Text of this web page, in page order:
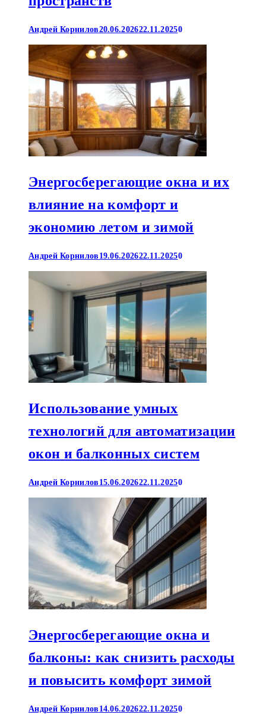
Андрей Корнилов20.06.202622.11.20250
Энергосберегающие окна и их
влияние на комфорт и
экономию летом и зимой
Андрей Корнилов 19.06.202622.11.20250
Использование умных
технологий для автоматизации
окон и балконных систем
Андрей Корнилов 15.06.202622.11.20250
Энергосберегающие окна и
балконы: как снизить расходы
и повысить комфорт зимой
Андрей Корнилов 14.06.202622.11.20250